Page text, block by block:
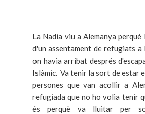
La Nadia viu a Alemanya
d'un assentament de refugiats a
on havia arribat després
Islàmic. Va tenir la sort de estar
persones que van acollir a
refugiada que no ho volia tenir
és perquè va lluitar per